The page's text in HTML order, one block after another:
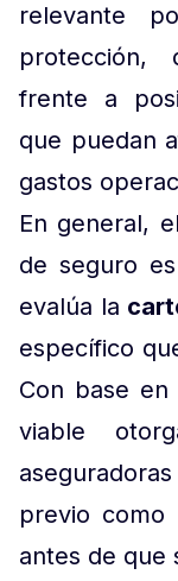
relevante
protección,
frente a
que puedan
gastos
En general,
de seguro
evalúa la
específico
Con base en
viable
previo como
antes de que